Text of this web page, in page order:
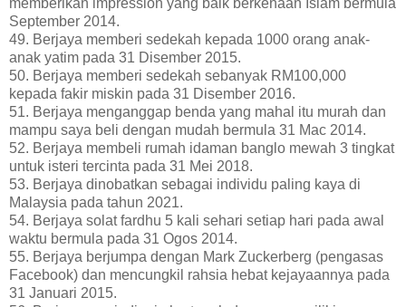
September 2014.
49. Berjaya memberi sedekah kepada 1000 orang anak-
anak yatim pada 31 Disember 2015.
50. Berjaya memberi sedekah sebanyak RM100,000
kepada fakir miskin pada 31 Disember 2016.
51. Berjaya menganggap benda yang mahal itu murah dan
mampu saya beli dengan mudah bermula 31 Mac 2014.
52. Berjaya membeli rumah idaman banglo mewah 3 tingkat
untuk isteri tercinta pada 31 Mei 2018.
53. Berjaya dinobatkan sebagai individu paling kaya di
Malaysia pada tahun 2021.
54. Berjaya solat fardhu 5 kali sehari setiap hari pada awal
waktu bermula pada 31 Ogos 2014.
55. Berjaya berjumpa dengan Mark Zuckerberg (pengasas
Facebook) dan mencungkil rahsia hebat kejayaannya pada
31 Januari 2015.